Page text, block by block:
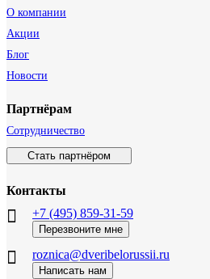
О компании
Акции
Блог
Новости
Партнёрам
Сотрудничество
Стать партнёром
Контакты
+7 (495) 859-31-59
Перезвоните мне
roznica@dveribelorussii.ru
Написать нам